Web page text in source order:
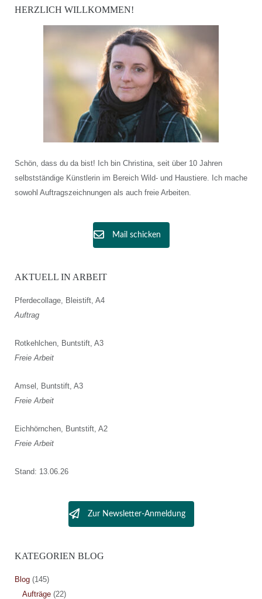
HERZLICH WILLKOMMEN!
Schön, dass du da bist! Ich bin Christina, seit über 10 Jahren
selbstständige Künstlerin im Bereich Wild- und Haustiere. Ich mache
sowohl Auftragszeichnungen als auch freie Arbeiten.
Mail schicken
AKTUELL IN ARBEIT
Pferdecollage, Bleistift, A4
Auftrag
Rotkehlchen, Buntstift, A3
Freie Arbeit
Amsel, Buntstift, A3
Freie Arbeit
Eichhörnchen, Buntstift, A2
Freie Arbeit
Stand: 13.06.26
Zur Newsletter-Anmeldung
KATEGORIEN BLOG
Blog(145)
Aufträge(22)